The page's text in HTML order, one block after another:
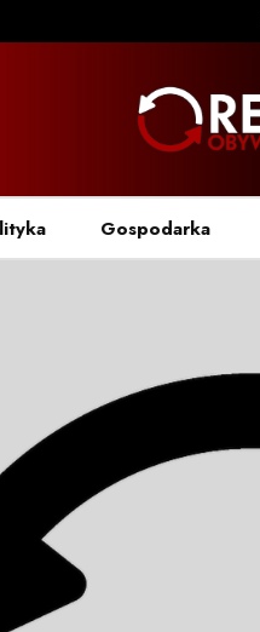
Gospodarka